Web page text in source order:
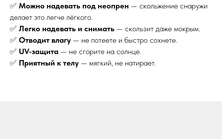
✅ Можно надевать под неопрен — скольжение снаружи
делает это легче лёгкого.
✅ Легко надевать и снимать — скользит даже мокрым.
✅ Отводит влагу — не потеете и быстро сохнете.
✅ UV-защита — не сгорите на солнце.
✅ Приятный к телу — мягкий, не натирает.